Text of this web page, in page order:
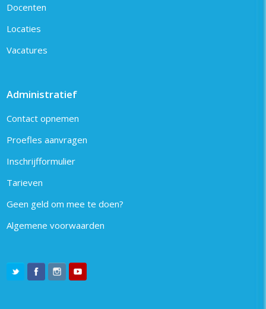
Docenten
Locaties
Vacatures
Administratief
Contact opnemen
Proefles aanvragen
Inschrijfformulier
Tarieven
Geen geld om mee te doen?
Algemene voorwaarden